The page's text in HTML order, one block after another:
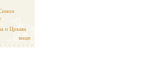
и Цркава
више